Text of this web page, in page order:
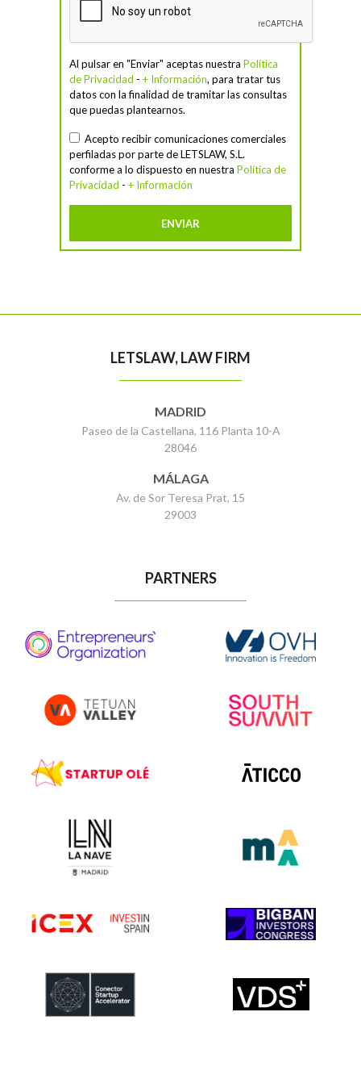
Al pulsar en "Enviar" aceptas nuestra Política
de Privacidad - + Información, para tratar tus
datos con la finalidad de tramitar las consultas
que puedas plantearnos.
Acepto recibir comunicaciones comerciales
perfiladas por parte de LETSLAW, S.L.
conforme a lo dispuesto en nuestra Política de
Privacidad - + Información
LETSLAW, LAW FIRM
MADRID
Paseo de la Castellana, 116 Planta 10-A
28046
MÁLAGA
Av. de Sor Teresa Prat, 15
29003
PARTNERS